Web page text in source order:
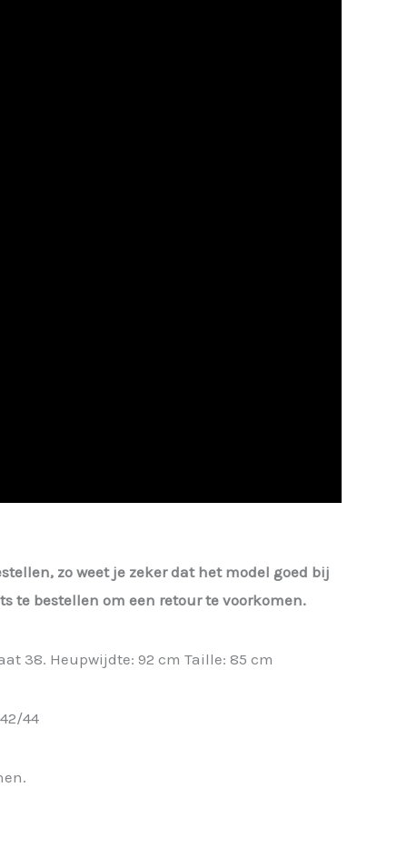
zo weet je zeker dat het model goed bij
te bestellen om een retour te voorkomen.
38. Heupwijdte: 92 cm Taille: 85 cm
44